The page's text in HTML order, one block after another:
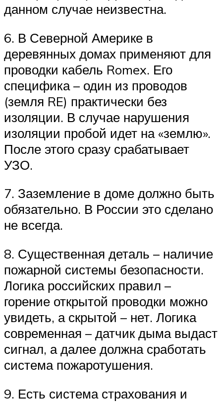
данном случае неизвестна.
6. В Северной Америке в
деревянных домах применяют для
проводки кабель Romex. Его
специфика – один из проводов
(земля RE) практически без
изоляции. В случае нарушения
изоляции пробой идет на «землю».
После этого сразу срабатывает
УЗО.
7. Заземление в доме должно быть
обязательно. В России это сделано
не всегда.
8. Существенная деталь – наличие
пожарной системы безопасности.
Логика российских правил –
горение открытой проводки можно
увидеть, а скрытой – нет. Логика
современная – датчик дыма выдаст
сигнал, а далее должна сработать
система пожаротушения.
9. Есть система страхования и